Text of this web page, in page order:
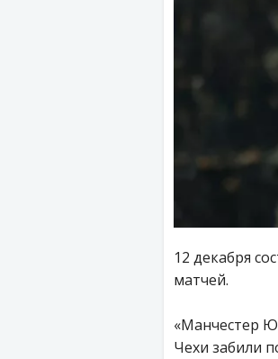
12 декабря
матчей.
«Манчестер
Чехи забили